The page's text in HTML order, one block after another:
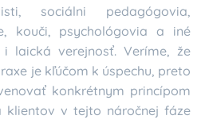
sociálni pedagógovia,
kouči, psychológovia a iné
i laická verejnosť. Veríme, že
je kľúčom k úspechu, preto
konkrétnym princípom
klientov v tejto náročnej fáze